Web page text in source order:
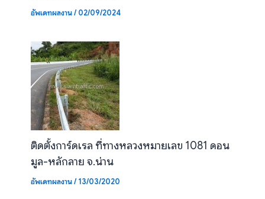
อัพเดทผลงาน/02/09/2024
ติดตั้งการ์ดเรล ที่ทางหลวงหมายเลข 1081 ดอน
มูล-หลักลาย จ.น่าน
อัพเดทผลงาน/13/03/2020